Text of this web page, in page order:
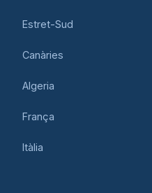
Estret-Sud
Canàries
Algeria
França
Itàlia